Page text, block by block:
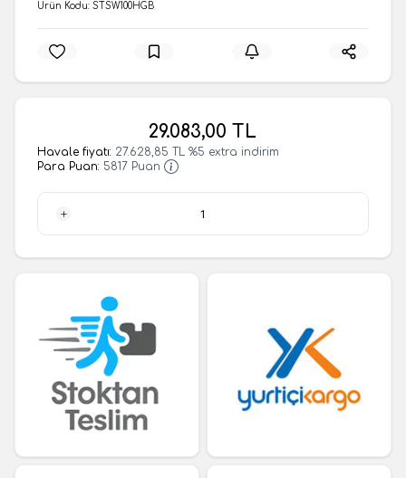
Ürün Kodu: STSW100HGB
29.083,00 TL
Havale fiyatı: 27.628,85 TL %5 extra indirim
Para Puan: 5817 Puan